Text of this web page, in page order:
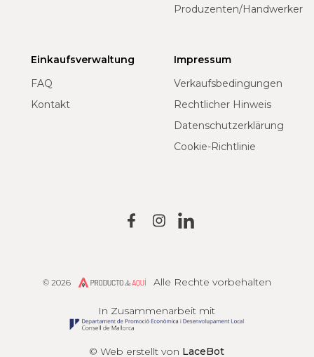
Produzenten/Handwerker
Einkaufsverwaltung
FAQ
Kontakt
Impressum
Verkaufsbedingungen
Rechtlicher Hinweis
Datenschutzerklärung
Cookie-Richtlinie
© Web erstellt von LaceBot
In Zusammenarbeit mit
© 2026 Producto de AquíAlle Rechte vorbehalten